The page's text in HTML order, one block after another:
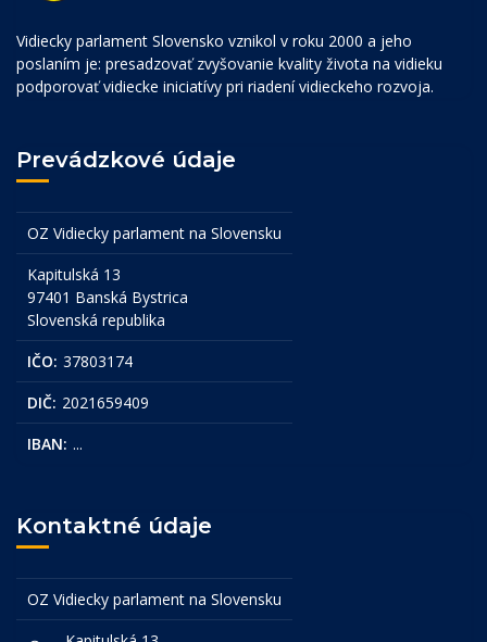
Vidiecky parlament Slovensko vznikol v roku 2000 a jeho
poslaním je: presadzovať zvyšovanie kvality života na vidieku
podporovať vidiecke iniciatívy pri riadení vidieckeho rozvoja.
Prevádzkové údaje
OZ Vidiecky parlament na Slovensku
Kapitulská 13
97401 Banská Bystrica
Slovenská republika
IČO: 37803174
DIČ: 2021659409
IBAN: ...
Kontaktné údaje
OZ Vidiecky parlament na Slovensku